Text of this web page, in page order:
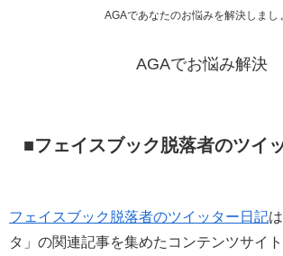
AGAであなたのお悩みを解決しまし
AGAでお悩み解決
■フェイスブック脱落者のツイ
フェイスブック脱落者のツイッター日記
タ」の関連記事を集めたコンテンツサイト